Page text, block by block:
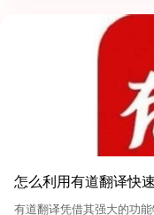
怎么利用有道翻译快
有道翻译凭借其强大的功